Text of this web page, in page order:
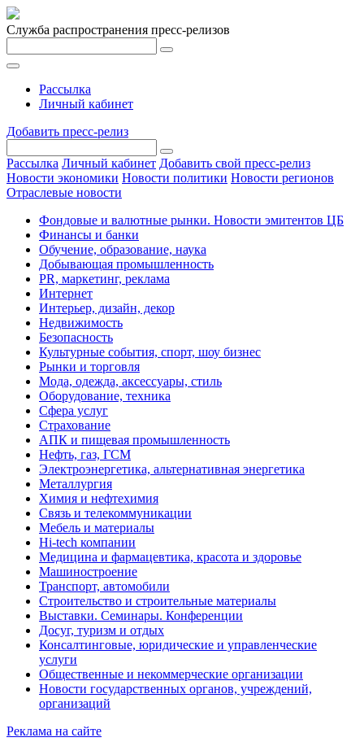
Служба распространения пресс-релизов
Рассылка
Личный кабинет
Добавить пресс-релиз
Рассылка Личный кабинет Добавить свой пресс-релиз
Новости экономики Новости политики Новости регионов
Отраслевые новости
Фондовые и валютные рынки. Новости эмитентов ЦБ
Финансы и банки
Обучение, образование, наука
Добывающая промышленность
PR, маркетинг, реклама
Интернет
Интерьер, дизайн, декор
Недвижимость
Безопасность
Культурные события, спорт, шоу бизнес
Рынки и торговля
Мода, одежда, аксессуары, стиль
Оборудование, техника
Сфера услуг
Страхование
АПК и пищевая промышленность
Нефть, газ, ГСМ
Электроэнергетика, альтернативная энергетика
Металлургия
Химия и нефтехимия
Связь и телекоммуникации
Мебель и материалы
Hi-tech компании
Медицина и фармацевтика, красота и здоровье
Машиностроение
Транспорт, автомобили
Строительство и строительные материалы
Выставки. Семинары. Конференции
Досуг, туризм и отдых
Консалтинговые, юридические и управленческие
услуги
Общественные и некоммерческие организации
Новости государственных органов, учреждений,
организаций
Реклама на сайте